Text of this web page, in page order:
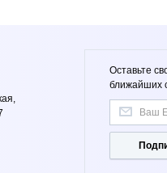
Оставьте
ближайших